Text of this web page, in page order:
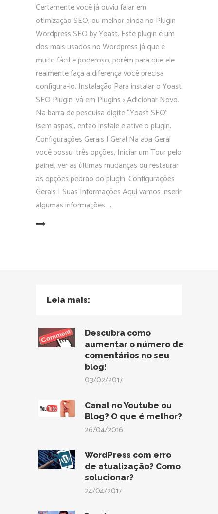
Certamente você já ouviu falar em
otimização SEO, ou melhor ainda no Plugin
Wordpress SEO by Yoast. Este plugin é um
dos mais usados no Wordpress já que é
muito fácil e poderoso, porém para que ele
realmente faça a diferença você precisa
configura-lo. Instalação Para instalar o Yoast
SEO Plugin, vá em Plugins > Adicionar Novo.
Na barra de pesquisa digite “Yoast SEO”
(sem aspas), então instale e ative o plugin.
Configurações Gerais | Geral Na aba Geral
você possui três opções, Iniciar um Tour pelo
painel, ver as últimas mudanças ou restaurar
as opções pedrão do plugin. Configurações
Gerais | Suas Informações Aqui vamos inserir
algumas informações
Leia mais:
Descubra como
aumentar o número de
comentários no seu
blog!
03/02/2017
Canal no Youtube ou
Blog? O que é melhor?
26/04/2016
WordPress com erro
de atualização? Como
solucionar?
24/04/2017